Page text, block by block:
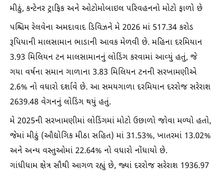
મીઠું, કન્ટેનર ટ્રાફિક અને ઓટોમોબાઇલ પરિવહનનો મોટો ફાળો છે
પશ્ચિમ રેલવેના અમદાવાદ ડિવિઝને મે 2026 માં 517.34 કરોડ
રૂપિયાની માલસામાન ભાડાની આવક મેળવી છે. મહિના દરમિયાન
3.93 મિલિયન ટન માલસામાનનું લોડિંગ કરવામાં આવ્યું હતું, જે
ગયા વર્ષના સમાન ગાળાના 3.83 મિલિયન ટનની સરખામણીએ
2.6% નો વધારો દર્શાવે છે. આ સમયગાળા દરમિયાન દરરોજ સરેરાશ
2639.48 વેગનનું લોડિંગ થયું હતું.
મે 2025ની સરખામણીમાં લોડિંગમાં મોટો ઉછાળો જોવા મળ્યો હતો,
જેમાં મીઠું (ઔદ્યોગિક મીઠા સહિત) માં 31.53%, ખાતરમાં 13.02%
અને અન્ય વસ્તુઓમાં 22.64% નો વધારો નોંધાયો છે.
ગાંધીધામ ક્ષેત્ર સૌથી આગળ રહ્યું છે, જ્યાં દરરોજ સરેરાશ 1936.97